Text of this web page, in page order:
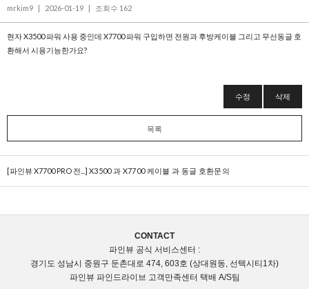
mrkim9
| 2026-01-19 | 조회수 162
현자 X3500 파워 사용 중인데 X7700 파워 구입하면 전원과 후방케이블 그리고 무선동글 호
환해서 시용기능한가요?
수정 삭제
목록
[파인뷰 X7700 PRO 전...] X3500 과 X7700 케이블 과 동글 호환문의
CONTACT
파인뷰 공식 서비스센터 :
경기도 성남시 중원구 둔촌대로 474, 603호 (상대원동, 선텍시티1차)
파인뷰 파인드라이브 고객만족센터 택배 A/S팀